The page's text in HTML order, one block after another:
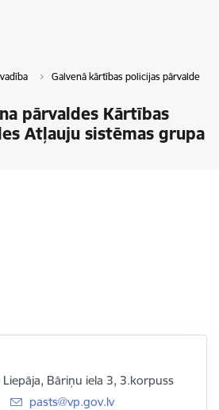
Galvenā kārtības policijas pārvalde
pārvaldes Kārtības
Atļauju sistēmas grupa
Liepāja, Bāriņu iela 3, 3.korpuss
E-pasts:
pasts@vp.gov.lv